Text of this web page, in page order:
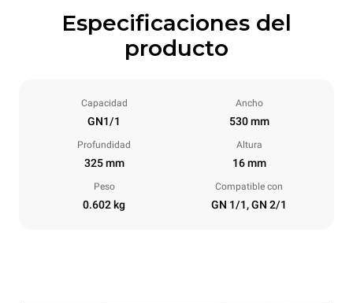
Especificaciones del
producto
Capacidad
GN1/1
Ancho
530 mm
Profundidad
325 mm
Altura
16 mm
Peso
0.602 kg
Compatible con
GN 1/1, GN 2/1